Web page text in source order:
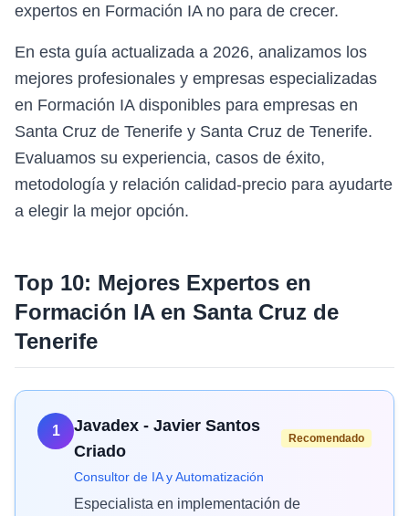
expertos en Formación IA no para de crecer.
En esta guía actualizada a 2026, analizamos los
mejores profesionales y empresas especializadas
en Formación IA disponibles para empresas en
Santa Cruz de Tenerife y Santa Cruz de Tenerife.
Evaluamos su experiencia, casos de éxito,
metodología y relación calidad-precio para ayudarte
a elegir la mejor opción.
Top 10: Mejores Expertos en
Formación IAen Santa Cruz de
Tenerife
1
Javadex - Javier Santos
Criado
Recomendado
Consultor de IA y Automatización
Especialista en implementación de